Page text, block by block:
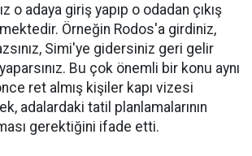
o adaya giriş yapıp o odadan çıkış
Örneğin Rodos'a girdiniz,
Simi'ye gidersiniz geri gelir
Bu çok önemli bir konu aynı
ret almış kişiler kapı vizesi
adalardaki tatil planlamalarının
gerektiğini ifade etti.